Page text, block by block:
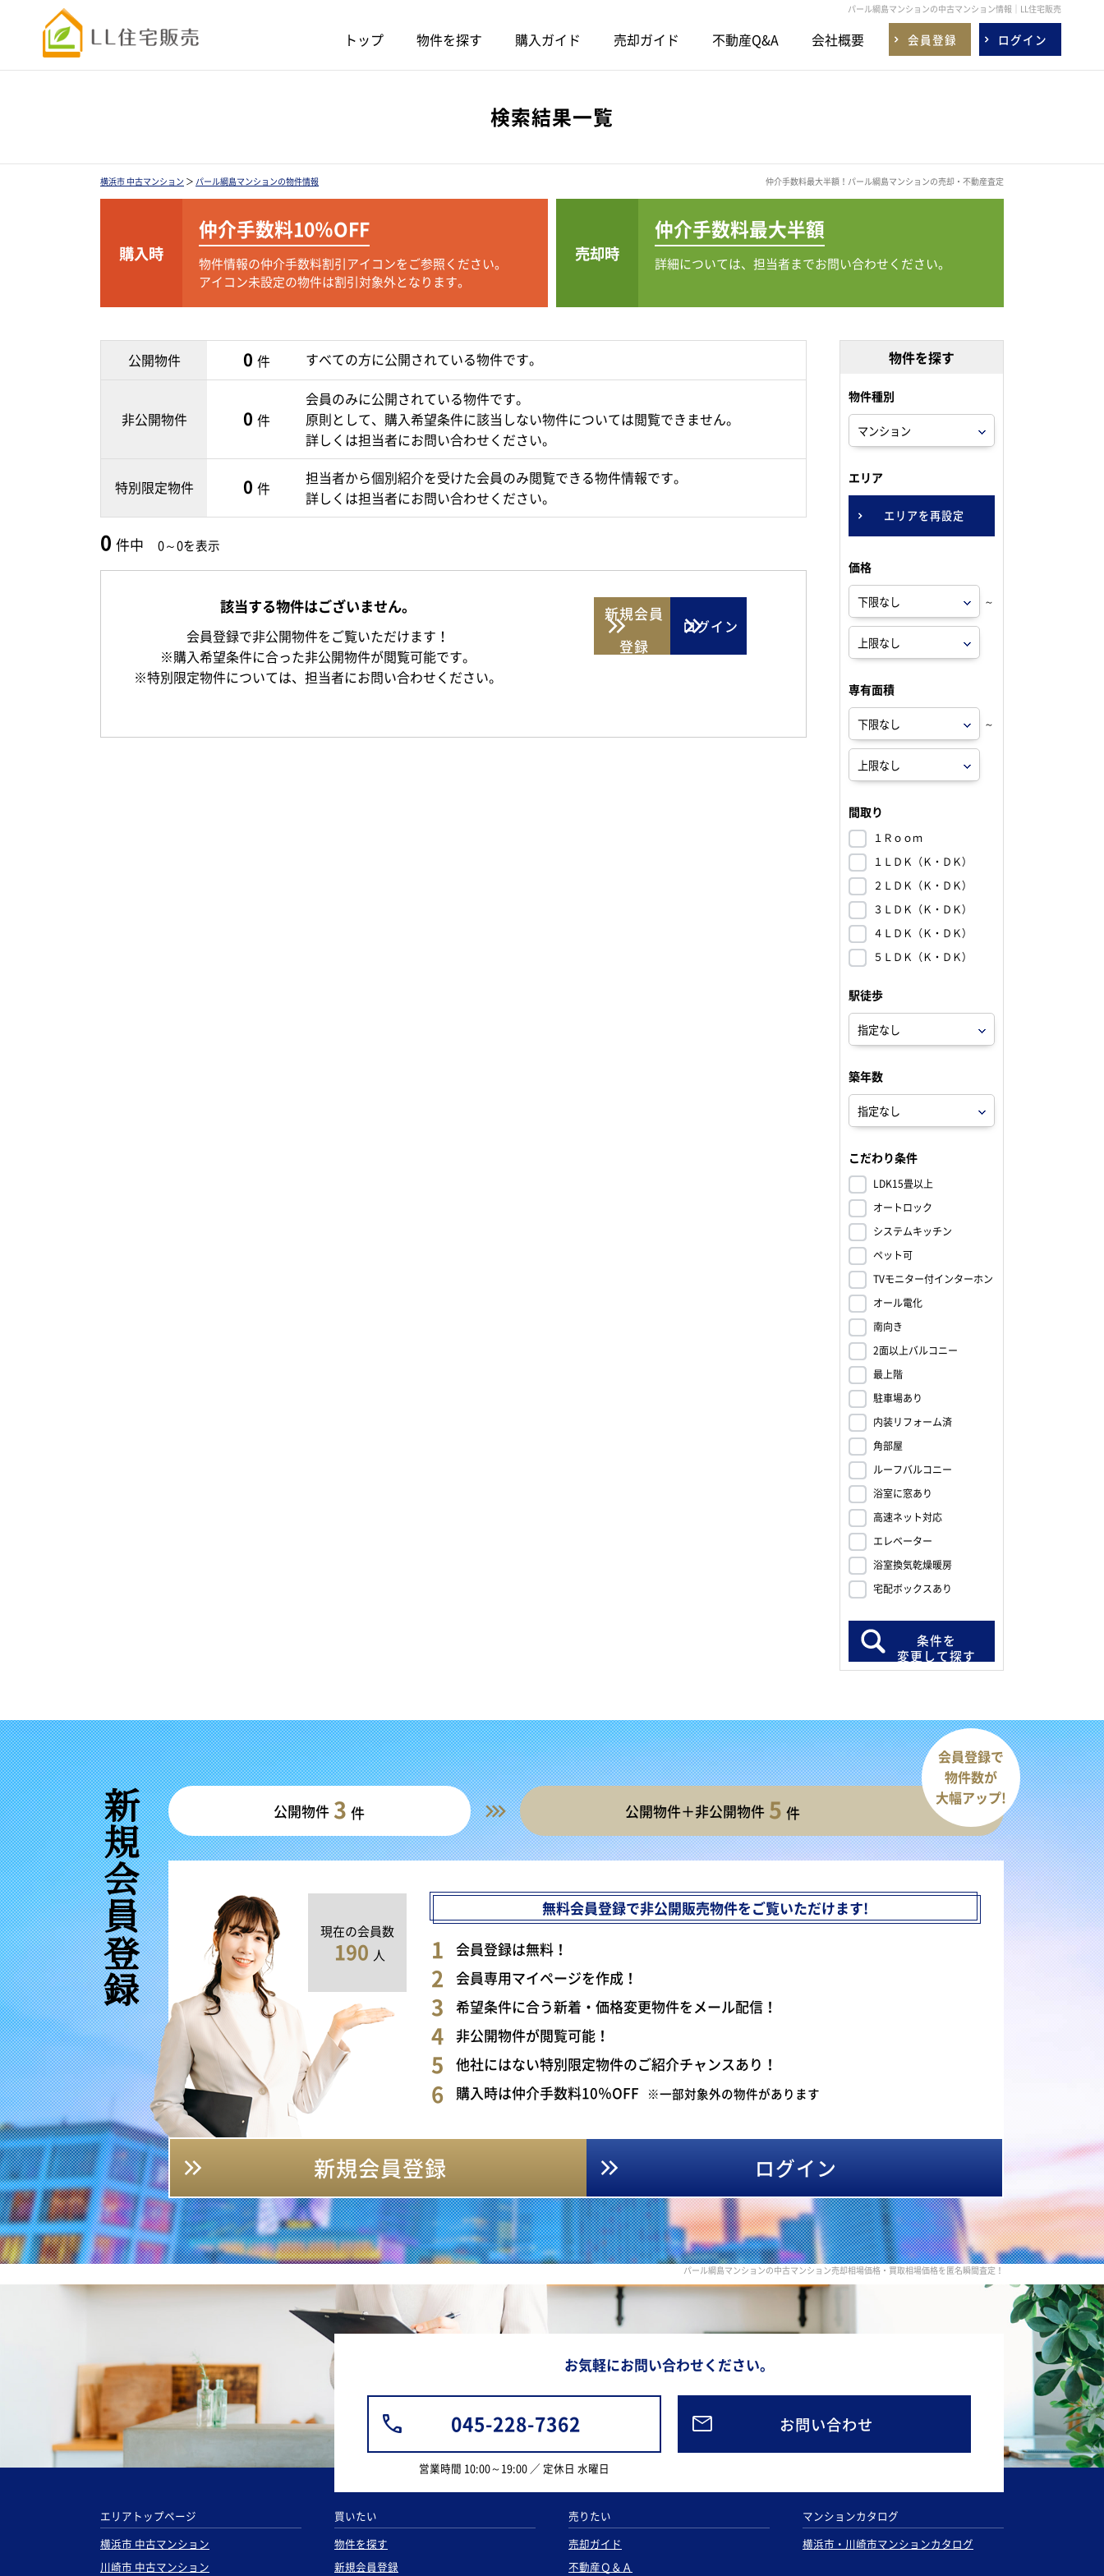
パール綱島マンションの中古マンション情報｜LL住宅販売
トップ 物件を探す 購入ガイド 売却ガイド 不動産Q&A 会社概要 会員登録 ログイン
検索結果一覧
横浜市 中古マンション ＞ パール綱島マンションの物件情報 仲介手数料最大半額！パール綱島マンションの売却・不動産査定
購入時
仲介手数料10％OFF
物件情報の仲介手数料割引アイコンをご参照ください。
アイコン未設定の物件は割引対象外となります。
売却時
仲介手数料最大半額
詳細については、担当者までお問い合わせください。
公開物件 0 件 すべての方に公開されている物件です。
非公開物件 0 件
会員のみに公開されている物件です。
原則として、購入希望条件に該当しない物件については閲覧できません。
詳しくは担当者にお問い合わせください。
特別限定物件 0 件
担当者から個別紹介を受けた会員のみ閲覧できる物件情報です。
詳しくは担当者にお問い合わせください。
0 件中 0～0を表示
該当する物件はございません。
会員登録で非公開物件をご覧いただけます！
※購入希望条件に合った非公開物件が閲覧可能です。
※特別限定物件については、担当者にお問い合わせください。
新規会員
登録
ログイン
物件を探す
物件種別
エリア
エリアを再設定
価格
～
専有面積
～
間取り
１Ｒｏｏｍ
１ＬＤＫ（Ｋ・ＤＫ）
２ＬＤＫ（Ｋ・ＤＫ）
３ＬＤＫ（Ｋ・ＤＫ）
４ＬＤＫ（Ｋ・ＤＫ）
５ＬＤＫ（Ｋ・ＤＫ）
駅徒歩
築年数
こだわり条件
LDK15畳以上
オートロック
システムキッチン
ペット可
TVモニター付インターホン
オール電化
南向き
2面以上バルコニー
最上階
駐車場あり
内装リフォーム済
角部屋
ルーフバルコニー
浴室に窓あり
高速ネット対応
エレベーター
浴室換気乾燥暖房
宅配ボックスあり
条件を
変更して探す
新規会員登録 公開物件 3 件 公開物件＋非公開物件 5 件
会員登録で
物件数が
大幅アップ!
現在の会員数
190 人
無料会員登録で非公開販売物件をご覧いただけます!
会員登録は無料！
会員専用マイページを作成！
希望条件に合う新着・価格変更物件をメール配信！
非公開物件が閲覧可能！
他社にはない特別限定物件のご紹介チャンスあり！
購入時は仲介手数料10％OFF ※一部対象外の物件があります
新規会員登録 ログイン
パール綱島マンションの中古マンション売却相場価格・買取相場価格を匿名瞬間査定！
お気軽にお問い合わせください。
045-228-7362
営業時間 10:00～19:00 ／ 定休日 水曜日
お問い合わせ
エリアトップページ
横浜市 中古マンション
川崎市 中古マンション
買いたい
物件を探す
新規会員登録
売りたい
売却ガイド
不動産Ｑ＆Ａ
マンションカタログ
横浜市・川崎市マンションカタログ